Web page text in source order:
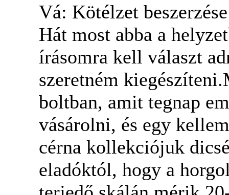
Vá: Kötélzet
Hát most abba a
írásomra kell választ
szeretném
boltban, amit tegnap
vásárolni, és egy
cérna kollekciójuk
eladóktól, hogy a